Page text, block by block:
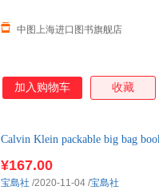
中图上海进口图书旗舰店
加入购物车 收藏
Calvin Klein packable big bag
¥167.00
宝島社 /2020-11-04 /宝島社